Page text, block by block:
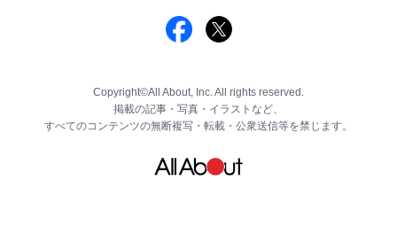
Copyright©All About, Inc. All rights reserved.
掲載の記事・写真・イラストなど、
すべてのコンテンツの無断複写・転載・公衆送信等を禁じます。